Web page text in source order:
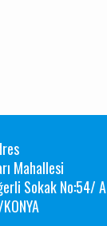
Mahallesi
Sokak No:54/ A